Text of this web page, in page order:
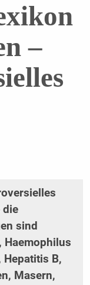
–
die
sind
Haemophilus
B,
Masern,